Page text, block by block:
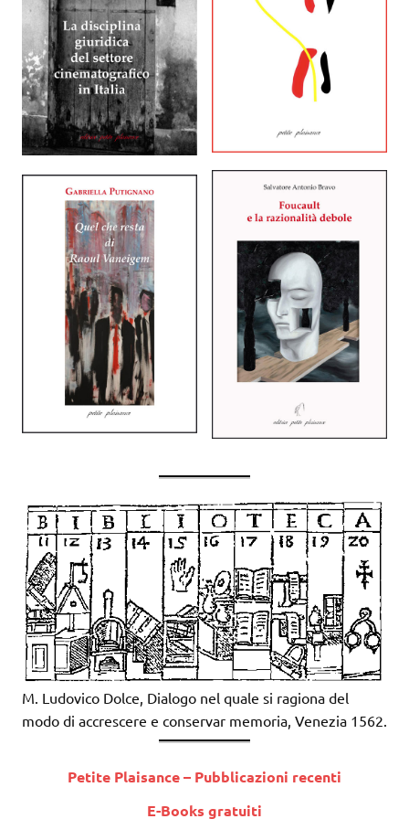
M. Ludovico Dolce, Dialogo nel quale si ragiona del
modo di accrescere e conservar memoria, Venezia 1562.
Petite Plaisance – Pubblicazioni recenti
E-Books gratuiti